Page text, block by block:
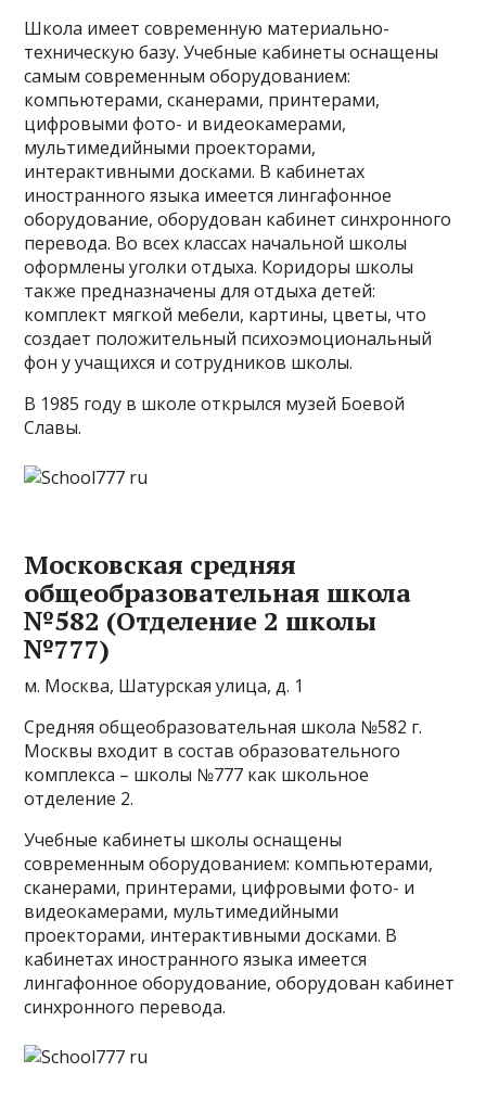
Школа имеет современную материально-
техническую базу. Учебные кабинеты оснащены
самым современным оборудованием:
компьютерами, сканерами, принтерами,
цифровыми фото- и видеокамерами,
мультимедийными проекторами,
интерактивными досками. В кабинетах
иностранного языка имеется лингафонное
оборудование, оборудован кабинет синхронного
перевода. Во всех классах начальной школы
оформлены уголки отдыха. Коридоры школы
также предназначены для отдыха детей:
комплект мягкой мебели, картины, цветы, что
создает положительный психоэмоциональный
фон у учащихся и сотрудников школы.
В 1985 году в школе открылся музей Боевой
Славы.
Московская средняя
общеобразовательная школа
№582 (Отделение 2 школы
№777)
м. Москва, Шатурская улица, д. 1
Средняя общеобразовательная школа №582 г.
Москвы входит в состав образовательного
комплекса – школы №777 как школьное
отделение 2.
Учебные кабинеты школы оснащены
современным оборудованием: компьютерами,
сканерами, принтерами, цифровыми фото- и
видеокамерами, мультимедийными
проекторами, интерактивными досками. В
кабинетах иностранного языка имеется
лингафонное оборудование, оборудован кабинет
синхронного перевода.